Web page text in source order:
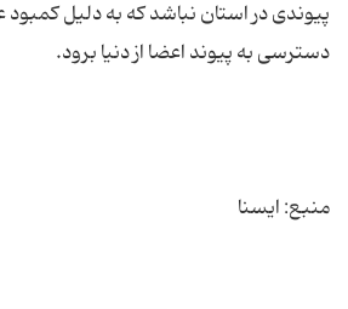
پیوندی در استان نباشد که به دلیل
منبع: ایسنا